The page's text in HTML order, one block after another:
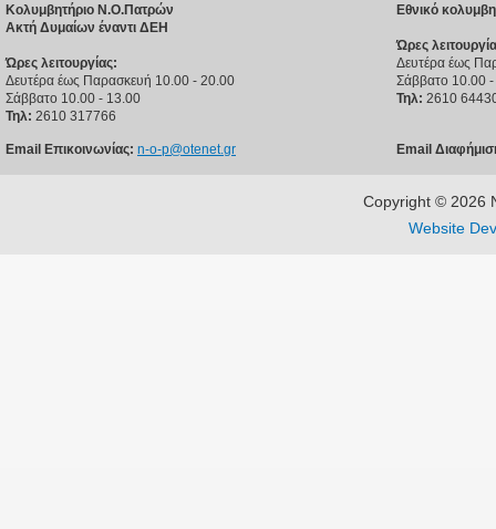
Κολυμβητήριο Ν.Ο.Πατρών
Ακτή Δυμαίων έναντι ΔΕΗ
Ώρες λειτουργίας:
Δευτέρα έως Παρασκευή 10.00 - 20.00
Σάββατο 10.00 - 13.00
Τηλ: 2610 317766
Email Επικοινωνίας: n-o-p@otenet.gr
Εθνικό
Ώρες
Δευτέρα έως
Σάββατο 10.00
Τηλ: 2610
Email
Copyright © 2026
Website